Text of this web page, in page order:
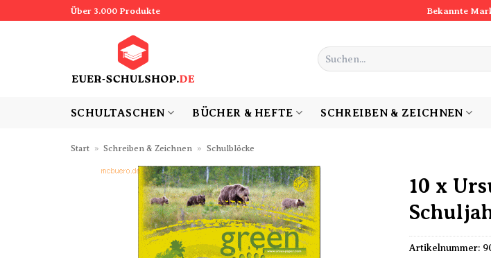
Über 3.000 Produkte Bekannte
Suchen
nach:
SCHULTASCHEN BÜCHER & HEFTE SCHREIBEN & ZEICHNEN
Start » Schreiben & Zeichnen » Schulblöcke
10 x
Artikelnummer: